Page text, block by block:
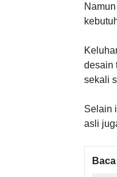
desain
sekali
Selain
asli